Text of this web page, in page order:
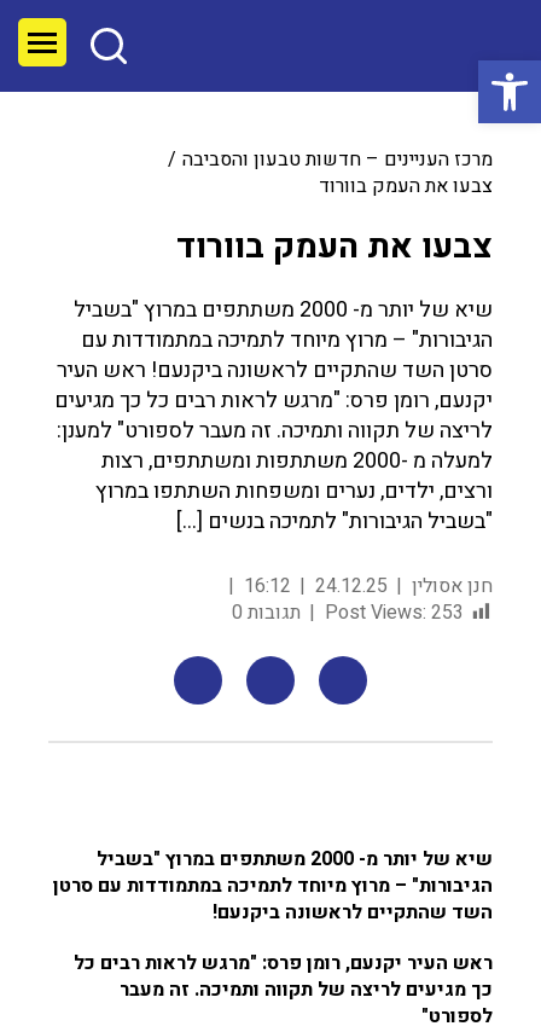
פתח סרגל נגישות
מרכז העניינים – חדשות טבעון והסביבה
צבעו את העמק בוורוד
צבעו את העמק בוורוד
שיא של יותר מ- 2000 משתתפים במרוץ "בשביל
הגיבורות" – מרוץ מיוחד לתמיכה במתמודדות עם
סרטן השד שהתקיים לראשונה ביקנעם! ראש העיר
יקנעם, רומן פרס: "מרגש לראות רבים כל כך מגיעים
לריצה של תקווה ותמיכה. זה מעבר לספורט" למענן:
למעלה מ -2000 משתתפות ומשתתפים, רצות
ורצים, ילדים, נערים ומשפחות השתתפו במרוץ
"בשביל הגיבורות" לתמיכה בנשים […]
חנן אסולין 24.12.25
16:12
Post Views: 253 תגובות 0
שיא של יותר מ- 2000 משתתפים במרוץ "בשביל
הגיבורות" – מרוץ מיוחד לתמיכה במתמודדות עם סרטן
השד שהתקיים לראשונה ביקנעם!
ראש העיר יקנעם, רומן פרס: "מרגש לראות רבים כל
כך מגיעים לריצה של תקווה ותמיכה. זה מעבר
לספורט"